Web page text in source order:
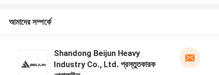
আমাদের সম্পর্কে
Shandong Beijun Heavy
Industry Co., Ltd. প্রস্তুতকারক